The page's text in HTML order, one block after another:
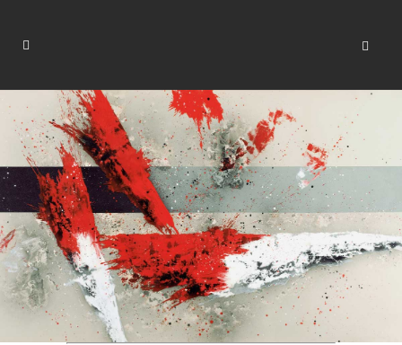
Texto catálogo “Fauces”. TEA Tenerife Espacio
de las Artes, Tenerife.